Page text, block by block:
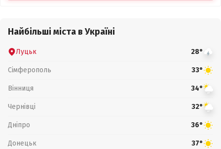
Найбільші міста в Україні
Луцьк 28°
Сімферополь 33°
Вінниця 34°
Чернівці 32°
Дніпро 36°
Донецьк 37°